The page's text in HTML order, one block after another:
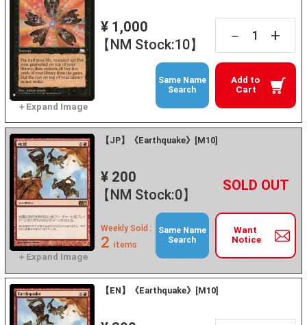
¥ 1,000
【NM Stock:10】
－ +
Add to
Cart
Same Name
Search
【JP】《Earthquake》[M10]
¥ 200
【NM Stock:0】
－ +
Want
Notice
Weekly Sold :
2 items
Same Name
Search
【EN】《Earthquake》[M10]